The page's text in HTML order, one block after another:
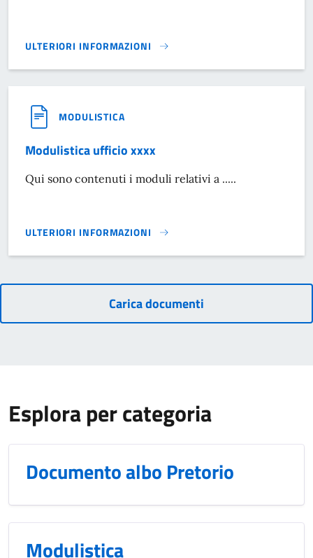
ULTERIORI INFORMAZIONI
MODULO DI ASSENSO ALLA VALIDITÀ PER L'ESPATRIO DI
MODULISTICA
Modulistica ufficio xxxx
Qui sono contenuti i moduli relativi a .....
ULTERIORI INFORMAZIONI
MODULISTICA UFFICIO XXXX}
Carica documenti
Esplora per categoria
Documento albo Pretorio
Modulistica